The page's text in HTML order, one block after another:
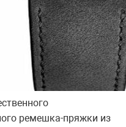
ремешка-пряжки из